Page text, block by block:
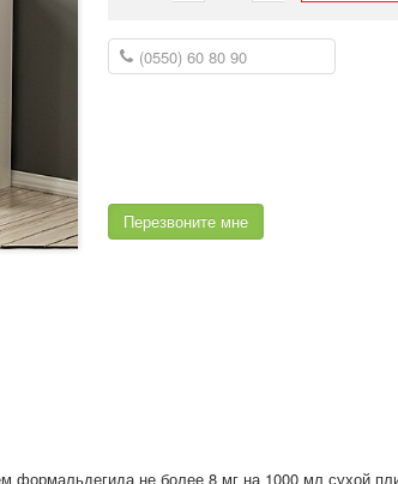
Перезвоните мне
не более 8 мг на 1000 мл сухой